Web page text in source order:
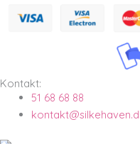
Kontakt:
51 68 68 88